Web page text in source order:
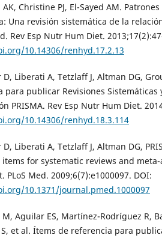
AK, Christine PJ, El-Sayed AM.
Una revisión sistemática de la
Rev Esp Nutr Hum Diet.
10.14306/renhyd.17.2.13
D, Liberati A, Tetzlaff J, Altman DG,
para publicar Revisiones Sistemáticas
PRISMA. Rev Esp Nutr Hum Diet.
10.14306/renhyd.18.3.114
D, Liberati A, Tetzlaff J, Altman DG,
for systematic reviews and meta-
PLoS Med. 2009;6(7):e1000097. DOI:
10.1371/journal.pmed.1000097
Aguilar ES, Martínez-Rodríguez R,
S, et al. Ítems de referencia para